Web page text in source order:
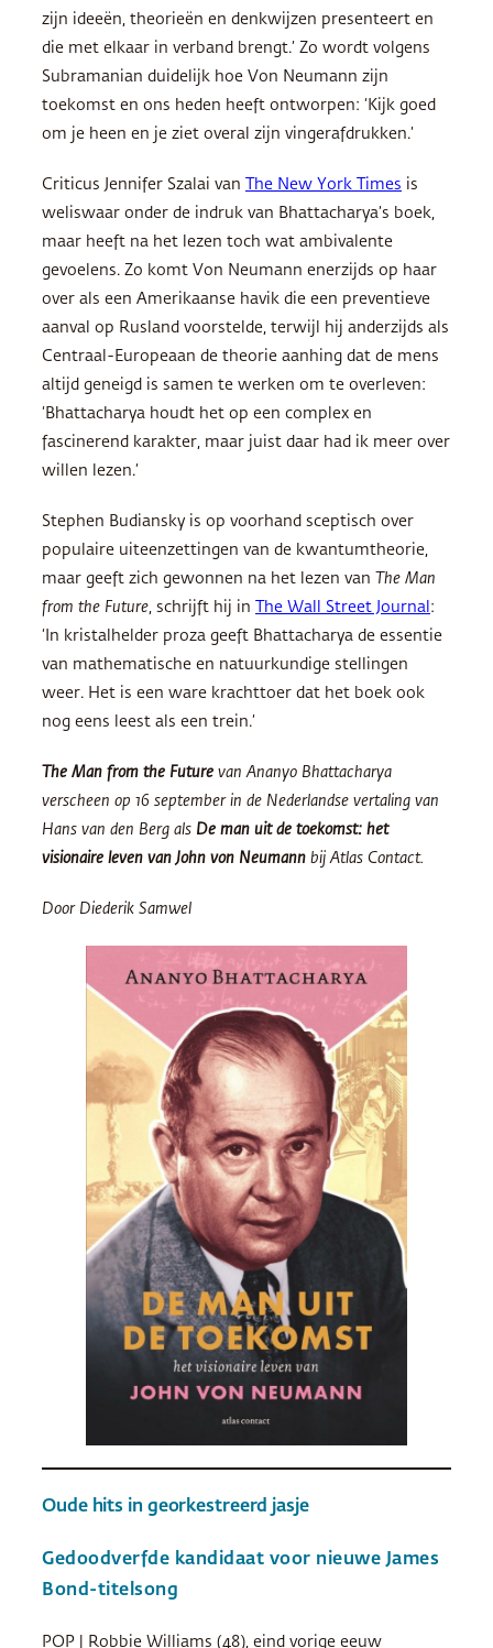
zijn ideeën, theorieën en denkwijzen presenteert en
die met elkaar in verband brengt.’ Zo wordt volgens
Subramanian duidelijk hoe Von Neumann zijn
toekomst en ons heden heeft ontworpen: ‘Kijk goed
om je heen en je ziet overal zijn vingerafdrukken.’
Criticus Jennifer Szalai van The New York Times is
weliswaar onder de indruk van Bhattacharya’s boek,
maar heeft na het lezen toch wat ambivalente
gevoelens. Zo komt Von Neumann enerzijds op haar
over als een Amerikaanse havik die een preventieve
aanval op Rusland voorstelde, terwijl hij anderzijds als
Centraal-Europeaan de theorie aanhing dat de mens
altijd geneigd is samen te werken om te overleven:
‘Bhattacharya houdt het op een complex en
fascinerend karakter, maar juist daar had ik meer over
willen lezen.’
Stephen Budiansky is op voorhand sceptisch over
populaire uiteenzettingen van de kwantumtheorie,
maar geeft zich gewonnen na het lezen van The Man
from the Future , schrijft hij in The Wall Street Journal :
‘In kristalhelder proza geeft Bhattacharya de essentie
van mathematische en natuurkundige stellingen
weer. Het is een ware krachttoer dat het boek ook
nog eens leest als een trein.’
The Man from the Future van Ananyo Bhattacharya
verscheen op 16 september in de Nederlandse vertaling van
Hans van den Berg als De man uit de toekomst: het
visionaire leven van John von Neumann bij Atlas Contact.
Door Diederik Samwel
Oude hits in georkestreerd jasje
Gedoodverfde kandidaat voor nieuwe James
Bond-titelsong
POP | Robbie Williams (48), eind vorige eeuw